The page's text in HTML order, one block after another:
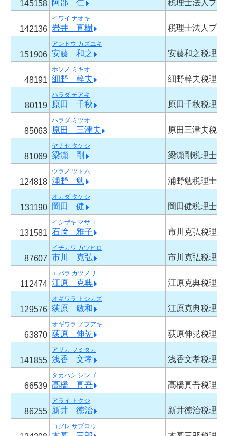
145158 阿部 仁 税理士法人プ
142136
イワイ ナオキ
岩井 直樹 税理士法人プ
151906
アンドウ カズユキ
安藤 和之 安藤和之税理士
48191
ホソノ ミキオ
細野 幹夫 細野幹夫税理士
80119
ハラダ チアキ
原田 千秋 原田千秋税理士
85063
ハラダ ミツオ
原田 三津夫 原田三津夫税理
81069
ヤナセ タケシ
梁瀬 剛 梁瀬剛税理士事
124818
ウラノ ツトム
浦野 勉 浦野勉税理士事
131190
オカダ タケシ
岡田 健 岡田健税理士事
131581
イシザキ マサコ
石﨑 雅子 市川克弘税理士
87607
イチカワ カツヒロ
市川 克弘 市川克弘税理士
112474
エバラ カツノリ
江原 克典 江原克典税理士
129576
オギワラ トシカズ
荻原 敏和 江原克典税理士
63870
オギワラ ノブアキ
荻原 伸晃 荻原伸晃税理士
141855
アサカ フミタカ
浅香 文孝 浅香文孝税理士
66539
タカハシ シンゴ
髙橋 真吾 髙橋真吾税理士
86255
アライ トクジ
新井 徳治 新井徳治税理士
コグレ サブロウ